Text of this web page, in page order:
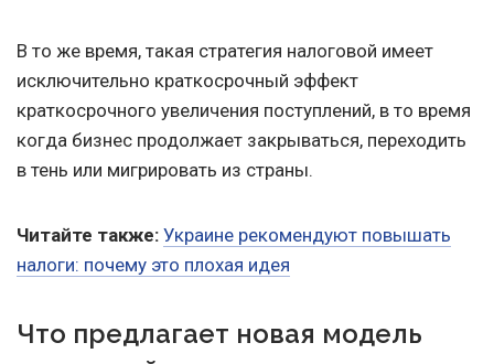
В то же время, такая стратегия налоговой имеет
исключительно краткосрочный эффект
краткосрочного увеличения поступлений, в то время
когда бизнес продолжает закрываться, переходить
в тень или мигрировать из страны.
Читайте также: Украине рекомендуют повышать
налоги: почему это плохая идея
Что предлагает новая модель